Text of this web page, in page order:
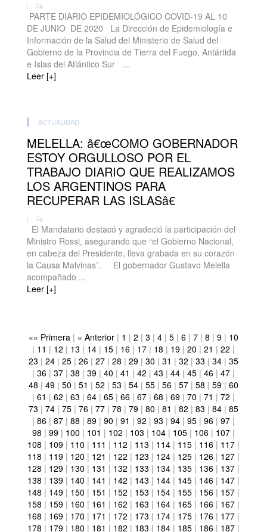
| -
PARTE DIARIO EPIDEMIOLÓGICO COVID-19 AL 10
DE JUNIO DE 2020 La Dirección de Epidemiología e
Información de la Salud del Ministerio de Salud del
Gobierno de la Provincia de Tierra del Fuego, Antártida
e Islas del Atlántico Sur ...
Leer [+]
ACTUALIDAD
MELELLA: â€œCOMO GOBERNADOR
ESTOY ORGULLOSO POR EL
TRABAJO DIARIO QUE REALIZAMOS
LOS ARGENTINOS PARA
RECUPERAR LAS ISLASâ€
| -
El Mandatario destacó y agradeció la participación del
Ministro Rossi, asegurando que “el Gobierno Nacional,
en cabeza del Presidente, lleva grabada en su corazón
la Causa Malvinas”. El gobernador Gustavo Melella
acompañado ...
Leer [+]
«« Primera | « Anterior | 1 | 2 | 3 | 4 | 5 | 6 | 7 | 8 | 9 | 10
| 11 | 12 | 13 | 14 | 15 | 16 | 17 | 18 | 19 | 20 | 21 | 22 |
23 | 24 | 25 | 26 | 27 | 28 | 29 | 30 | 31 | 32 | 33 | 34 | 35
| 36 | 37 | 38 | 39 | 40 | 41 | 42 | 43 | 44 | 45 | 46 | 47 |
48 | 49 | 50 | 51 | 52 | 53 | 54 | 55 | 56 | 57 | 58 | 59 | 60
| 61 | 62 | 63 | 64 | 65 | 66 | 67 | 68 | 69 | 70 | 71 | 72 |
73 | 74 | 75 | 76 | 77 | 78 | 79 | 80 | 81 | 82 | 83 | 84 | 85
| 86 | 87 | 88 | 89 | 90 | 91 | 92 | 93 | 94 | 95 | 96 | 97 |
98 | 99 | 100 | 101 | 102 | 103 | 104 | 105 | 106 | 107 |
108 | 109 | 110 | 111 | 112 | 113 | 114 | 115 | 116 | 117 |
118 | 119 | 120 | 121 | 122 | 123 | 124 | 125 | 126 | 127 |
128 | 129 | 130 | 131 | 132 | 133 | 134 | 135 | 136 | 137 |
138 | 139 | 140 | 141 | 142 | 143 | 144 | 145 | 146 | 147 |
148 | 149 | 150 | 151 | 152 | 153 | 154 | 155 | 156 | 157 |
158 | 159 | 160 | 161 | 162 | 163 | 164 | 165 | 166 | 167 |
168 | 169 | 170 | 171 | 172 | 173 | 174 | 175 | 176 | 177 |
178 | 179 | 180 | 181 | 182 | 183 | 184 | 185 | 186 | 187 |